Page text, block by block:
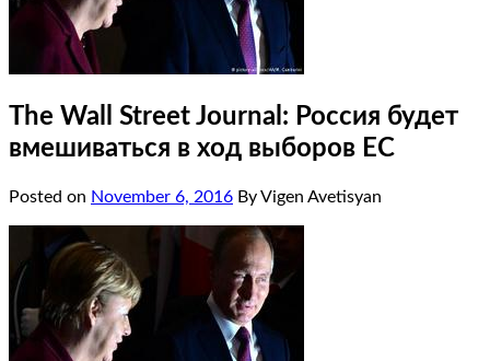
The Wall Street Journal: Россия будет
вмешиваться в ход выборов ЕС
Posted on November 6, 2016 By Vigen Avetisyan